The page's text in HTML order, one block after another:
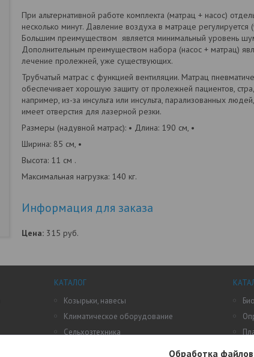
При альтернативной работе комплекта (матрац + насос)
несколько минут. Давление воздуха в матраце регулируется
Большим преимуществом является минимальный уровень
Дополнительным преимуществом набора (насос + матрац)
лечение пролежней, уже существующих.
Трубчатый матрас с функцией вентиляции. Матрац
обеспечивает хорошую защиту от пролежней пациентов,
например, из-за инсульта или инсульта, парализованных
имеет отверстия для лазерной резки.
Размеры (надувной матрас): • Длина: 190 см, •
Ширина: 85 см, •
Высота: 11 см .
Максимальная нагрузка: 140 кг.
Информация для заказа
Цена: 315 руб.
КАТАЛОГ
Козырьки, навесы
Климатическое оборудование
Сельхозтехника
Обработка